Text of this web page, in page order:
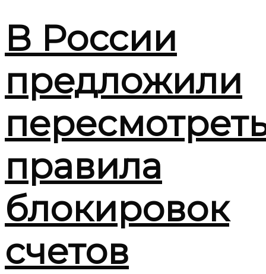
В России
предложили
правила
блокировок
счетов